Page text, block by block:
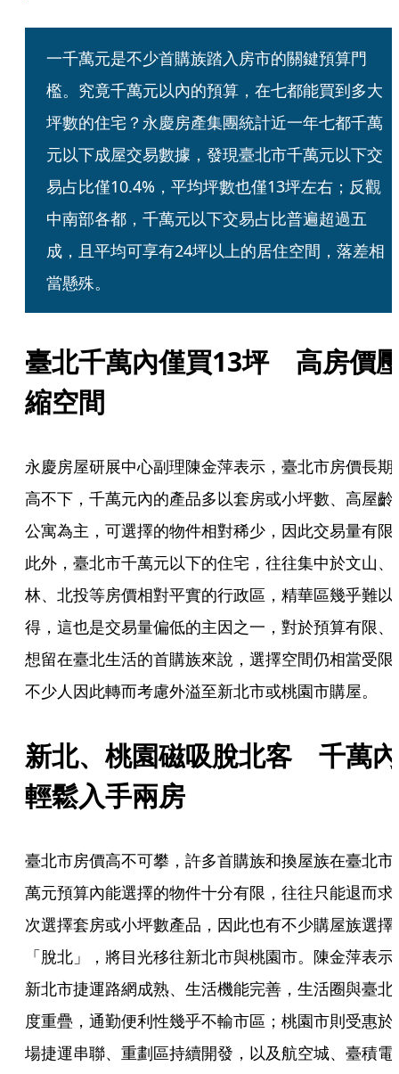
一千萬元是不少首購族踏入房市的關鍵預算門
檻。究竟千萬元以內的預算，在七都能買到多大
坪數的住宅？永慶房產集團統計近一年七都千萬
元以下成屋交易數據，發現臺北市千萬元以下交
易占比僅10.4%，平均坪數也僅13坪左右；反觀
中南部各都，千萬元以下交易占比普遍超過五
成，且平均可享有24坪以上的居住空間，落差相
當懸殊。
臺北千萬內僅買13坪　高房價
縮空間
永慶房屋研展中心副理陳金萍表示，臺北市房價長期
高不下，千萬元內的產品多以套房或小坪數、高屋齡
公寓為主，可選擇的物件相對稀少，因此交易量有限
此外，臺北市千萬元以下的住宅，往往集中於文山、
林、北投等房價相對平實的行政區，精華區幾乎難以
得，這也是交易量偏低的主因之一，對於預算有限、
想留在臺北生活的首購族來說，選擇空間仍相當受限
不少人因此轉而考慮外溢至新北市或桃園市購屋。
新北、桃園磁吸脫北客　千萬內
輕鬆入手兩房
臺北市房價高不可攀，許多首購族和換屋族在臺北市
萬元預算內能選擇的物件十分有限，往往只能退而求
次選擇套房或小坪數產品，因此也有不少購屋族選擇
「脫北」，將目光移往新北市與桃園市。陳金萍表示
新北市捷運路網成熟、生活機能完善，生活圈與臺北
度重疊，通勤便利性幾乎不輸市區；桃園市則受惠於
場捷運串聯、重劃區持續開發，以及航空城、臺積電